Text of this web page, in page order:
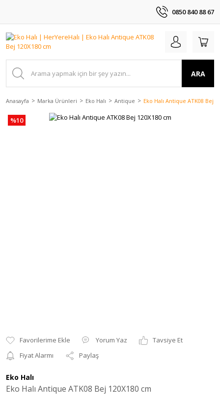
0850 840 88 67
ARA
Anasayfa Marka Ürünleri Eko Halı Antique Eko Halı Antique ATK08 Bej
%10
Yorum Yaz
Tavsiye Et
Fiyat Alarmı
Paylaş
Eko Halı
Eko Halı Antique ATK08 Bej 120X180 cm